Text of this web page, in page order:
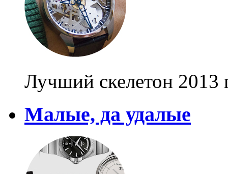
Лучший скелетон 2013
Малые, да удалые